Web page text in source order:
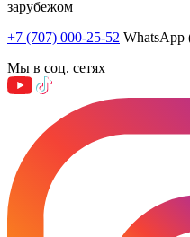
зарубежом
+7 (707) 000-25-52 WhatsApp
Мы в соц. сетях